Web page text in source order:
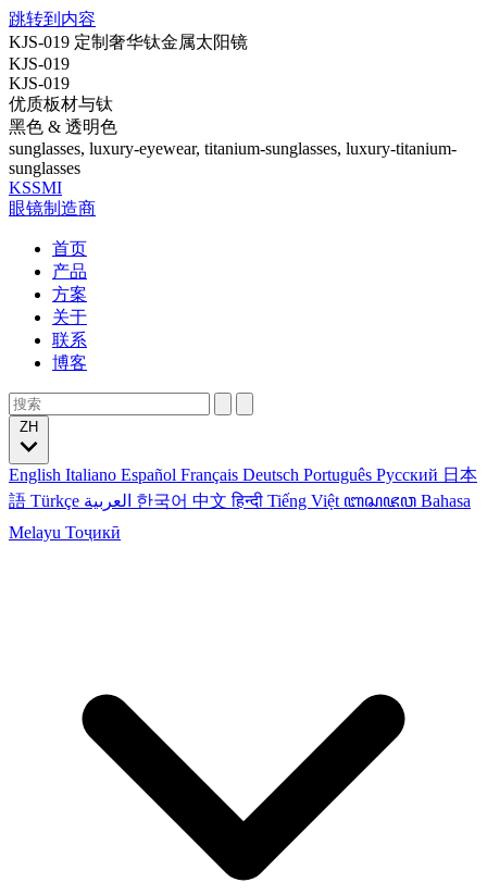
跳转到内容
KJS-019 定制奢华钛金属太阳镜
KJS-019
KJS-019
优质板材与钛
黑色 & 透明色
sunglasses, luxury-eyewear, titanium-sunglasses, luxury-titanium-
sunglasses
KSSMI
眼镜制造商
首页
产品
方案
关于
联系
博客
English Italiano Español Français Deutsch Português Русский 日本
語 Türkçe 한국어 中文हिन्दी Tiếng Việt ꦧꦱꦗꦮ Bahasa
Melayu Тоҷикӣ